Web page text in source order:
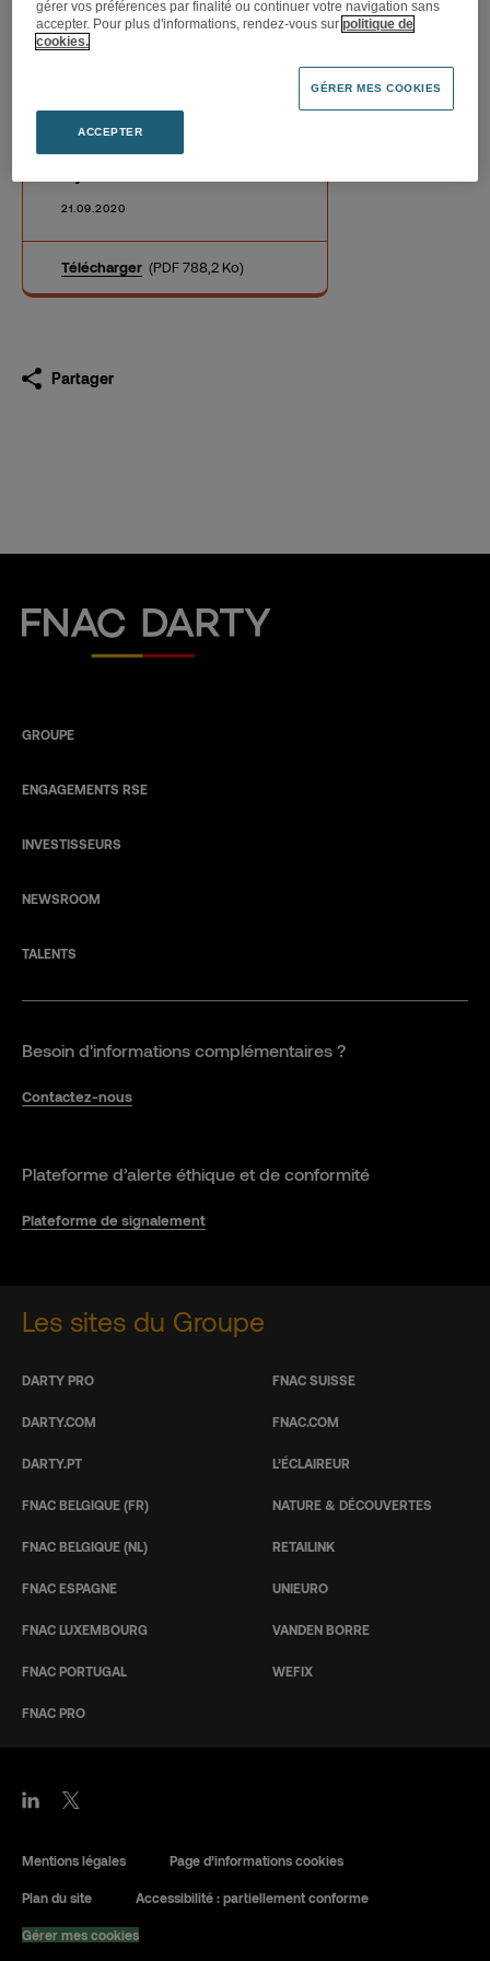
la 12ème édition de la
braderie solidaire Fnac de
21.09.2020
Télécharger (PDF 788,2 Ko)
Partager
Fnac Darty
GROUPE
ENGAGEMENTS RSE
INVESTISSEURS
NEWSROOM
TALENTS
Besoin d'informations complémentaires ?
Contactez-nous
Plateforme d’alerte éthique et de conformité
Plateforme de signalement
Les sites du Groupe
DARTY PRO
DARTY.COM
DARTY.PT
FNAC BELGIQUE (FR)
FNAC BELGIQUE (NL)
FNAC ESPAGNE
FNAC LUXEMBOURG
FNAC PORTUGAL
FNAC PRO
FNAC SUISSE
FNAC.COM
L’ÉCLAIREUR
NATURE & DÉCOUVERTES
RETAILINK
UNIEURO
VANDEN BORRE
WEFIX
Mentions légales Page d’informations cookies
Plan du site Accessibilité : partiellement conforme
Gérer mes cookies
gérer vos préférences par finalité ou continuer votre navigation sans
accepter. Pour plus d'informations, rendez-vous surpolitique de
cookies.
GÉRER MES COOKIES
ACCEPTER